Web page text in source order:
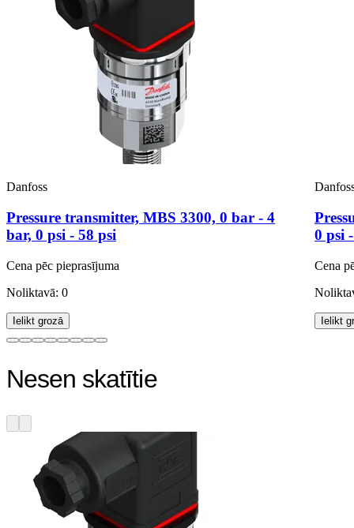
Danfoss
Pressure transmitter, MBS 3300, 0 bar - 4
bar, 0 psi - 58 psi
Cena pēc pieprasījuma
Noliktavā: 0
Ielikt grozā
0 psi
Cena
Ielikt
Nesen skatītie